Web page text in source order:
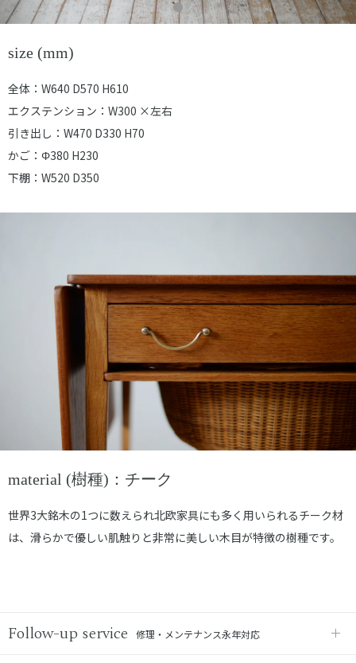
size (mm)
全体：W640 D570 H610
エクステンション：W300 ×左右
引き出し：W470 D330 H70
かご：Φ380 H230
下棚：W520 D350
material (樹種)：チーク
世界3大銘木の1つに数えられ北欧家具にも多く用いられるチーク材
は、滑らかで優しい肌触りと非常に美しい木目が特徴の樹種です。
Follow-up service 修理・メンテナンス永年対応